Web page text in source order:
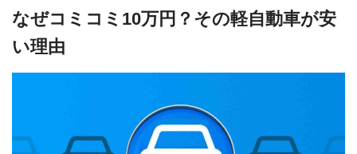
なぜコミコミ10万円？その軽自動車が安
い理由